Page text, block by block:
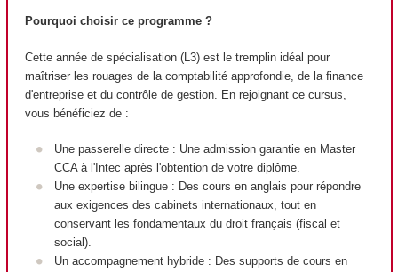
Pourquoi choisir ce programme ?
Cette année de spécialisation (L3) est le tremplin idéal pour
maîtriser les rouages de la comptabilité approfondie, de la finance
d'entreprise et du contrôle de gestion. En rejoignant ce cursus,
vous bénéficiez de :
Une passerelle directe : Une admission garantie en Master
CCA à l'Intec après l'obtention de votre diplôme.
Une expertise bilingue : Des cours en anglais pour répondre
aux exigences des cabinets internationaux, tout en
conservant les fondamentaux du droit français (fiscal et
social).
Un accompagnement hybride : Des supports de cours en